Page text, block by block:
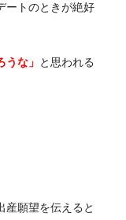
ートのときが絶好
うな」 と思われる
産願望を伝えると